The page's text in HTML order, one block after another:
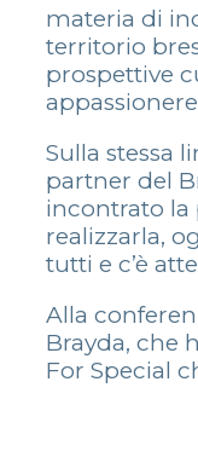
materia di
territorio
prospettive
Sulla stessa
partner del
incontrato la
realizzarla,
tutti e c’è
Alla
Brayda, che
For Special